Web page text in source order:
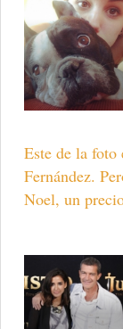
Este de la
Fernández.
Noel, un